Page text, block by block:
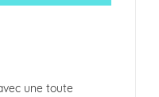
une toute